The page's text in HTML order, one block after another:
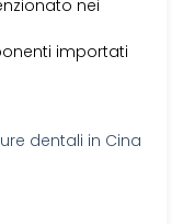
nei
importati